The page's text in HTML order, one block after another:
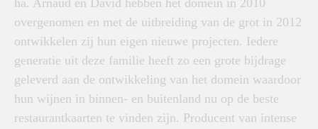
ha. Arnaud en David hebben het domein in 2010
overgenomen en met de uitbreiding van de grot in 2012
ontwikkelen zij hun eigen nieuwe projecten. Iedere
generatie uit deze familie heeft zo een grote bijdrage
geleverd aan de ontwikkeling van het domein waardoor
hun wijnen in binnen- en buitenland nu op de beste
restaurantkaarten te vinden zijn. Producent van intense